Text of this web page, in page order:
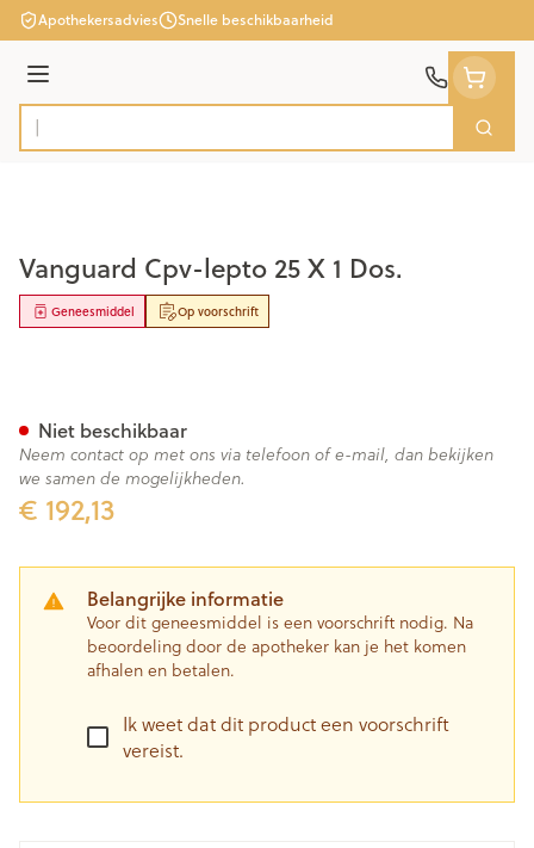
Ga naar de inhoud
Apothekersadvies Snelle beschikbaarheid
Menu
Product, merk, categorie...
Zoek
Vanguard Cpv-lepto 25 X 1 Dos.
Op voorschrift
Geneesmiddel
€ 192,13
Belangrijke informatie
Voor dit geneesmiddel is een voorschrift nodig. Na
beoordeling door de apotheker kan je het komen
afhalen en betalen.
Ik weet dat dit product een voorschrift
vereist.
Niet beschikbaar
Neem contact op met ons via telefoon of e-mail, dan bekijken
we samen de mogelijkheden.